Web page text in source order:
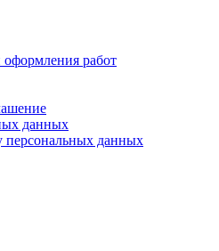
работ
данных
персональных данных